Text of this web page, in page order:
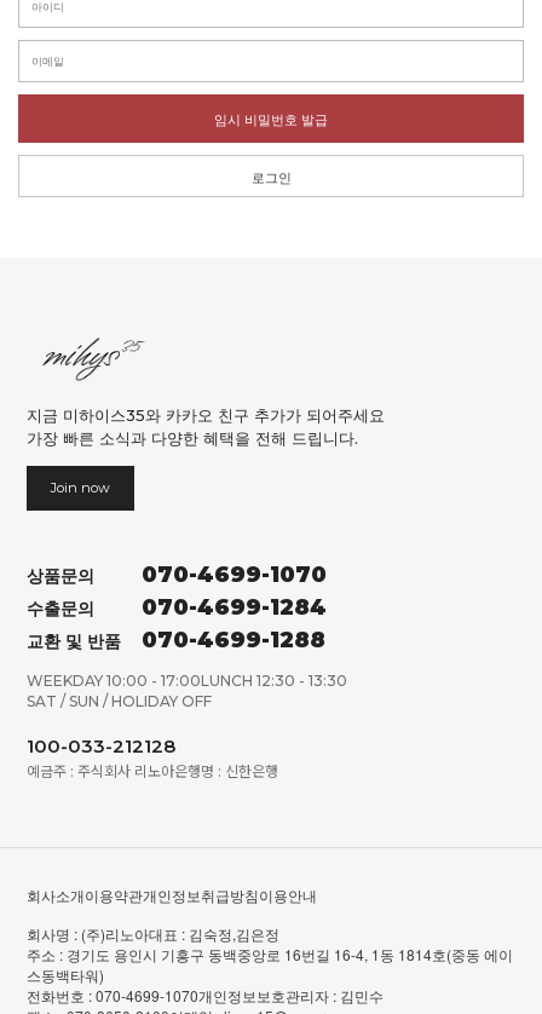
임시 비밀번호 발급
로그인
지금 미하이스35와 카카오 친구 추가가 되어주세요
가장 빠른 소식과 다양한 혜택을 전해 드립니다.
Join now
상품문의 070-4699-1070
수출문의 070-4699-1284
교환 및 반품 070-4699-1288
WEEKDAY 10:00 - 17:00LUNCH 12:30 - 13:30
SAT / SUN / HOLIDAY OFF
100-033-212128
예금주 : 주식회사 리노아은행명 : 신한은행
회사소개이용약관개인정보취급방침이용안내
회사명 : (주)리노아대표 : 김숙정,김은정
주소 : 경기도 용인시 기흥구 동백중앙로 16번길 16-4, 1동 1814호(중동 에이
스동백타워)
전화번호 : 070-4699-1070개인정보보호관리자 : 김민수